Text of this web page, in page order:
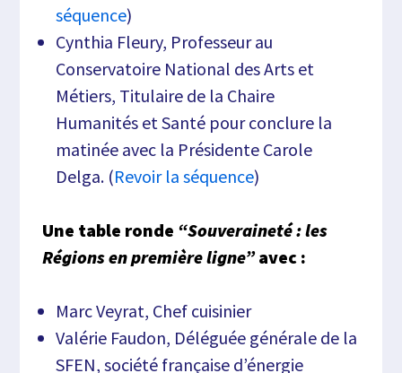
séquence)
Cynthia Fleury, Professeur au
Conservatoire National des Arts et
Métiers, Titulaire de la Chaire
Humanités et Santé pour conclure la
matinée avec la Présidente Carole
Delga. (Revoir la séquence)
Une table ronde “Souveraineté : les
Régions en première ligne”avec :
Marc Veyrat, Chef cuisinier
Valérie Faudon, Déléguée générale de la
SFEN, société française d’énergie